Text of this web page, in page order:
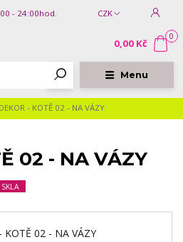
Menu
CZK
- 24:00hod.
0
0,00 Kč
DEKOR - KOTĚ 02 - NA VÁZY
02 - NA VÁZY